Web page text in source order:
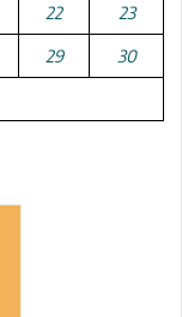
22 23
29 30